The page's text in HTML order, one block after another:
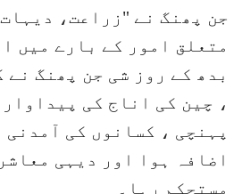
جن پھنگ نے "زراعت،
متعلق امور کے بارے میں
، چین کی اناج کی
پہنچی ، کسانوں کی آمدنی
اضافہ ہوا اور دیہی
مستحکم رہا۔